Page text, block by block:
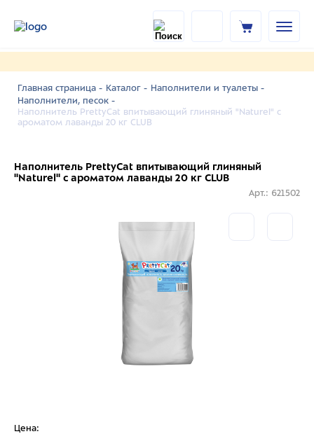
Главная страница - Каталог - Наполнители и туалеты -
Наполнители, песок -
Наполнитель PrettyCat впитывающий глиняный "Naturel" с
ароматом лаванды 20 кг CLUB
Наполнитель PrettyCat впитывающий глиняный
"Naturel" с ароматом лаванды 20 кг CLUB
Арт.: 621502
Цена: